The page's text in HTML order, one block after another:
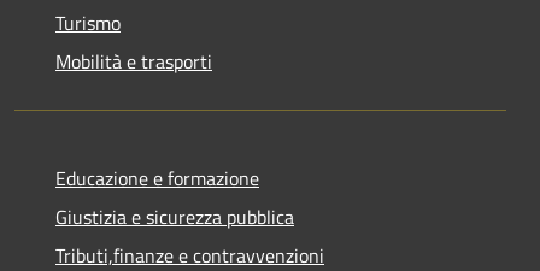
Turismo
Mobilità e trasporti
Educazione e formazione
Giustizia e sicurezza pubblica
Tributi,finanze e contravvenzioni